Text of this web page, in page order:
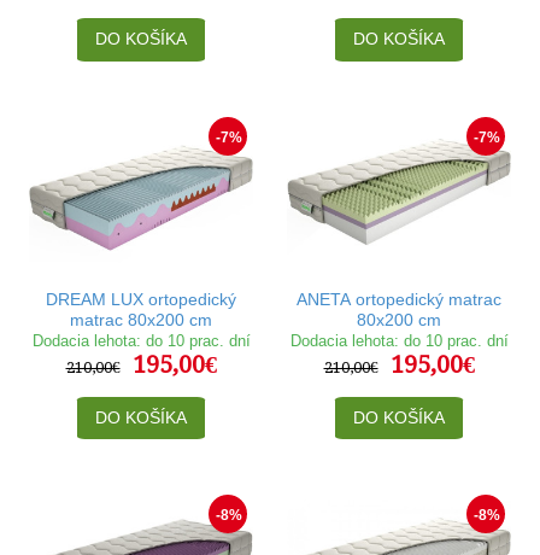
DO KOŠÍKA DO KOŠÍKA
-7%
DREAM LUX ortopedický
matrac 80x200 cm
Dodacia lehota: do 10 prac. dní
210,00€
195,00€
DO KOŠÍKA
-7%
ANETA ortopedický matrac
80x200 cm
Dodacia lehota: do 10 prac. dní
210,00€
195,00€
DO KOŠÍKA
-8% -8%